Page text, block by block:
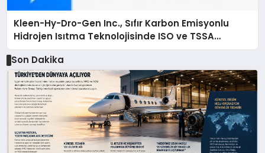
Kleen-Hy-Dro-Gen Inc., Sıfır Karbon Emisyonlu
Hidrojen Isıtma Teknolojisinde ISO ve TSSA
Düzenleyici Onaylarını Aldı
Son Dakika